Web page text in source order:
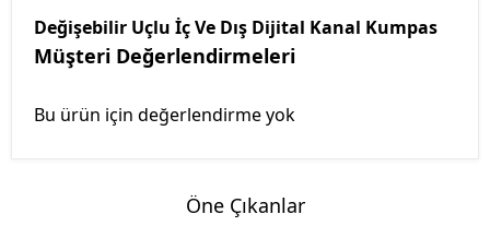
Değişebilir Uçlu İç Ve Dış Dijital Kanal Kumpas
Müşteri Değerlendirmeleri
Bu ürün için değerlendirme yok
Öne Çıkanlar